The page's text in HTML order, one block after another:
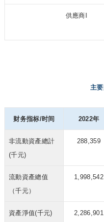
供應商I
主
财务指标/时间 2022年
非流動資產總計
(千元)
288,359
流動資產總值
（千元）
1,998,542
資產淨值(千元) 2,286,901